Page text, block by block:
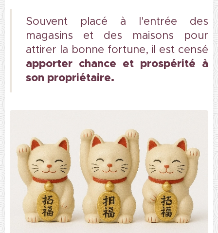
Souvent placé à l'entrée des
magasins et des maisons pour
attirer la bonne fortune, il est censé
apporter chance et prospérité à
son propriétaire.